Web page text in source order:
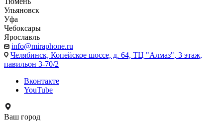
Ульяновск
Уфа
Чебоксары
Ярославль
info@miraphone.ru
Челябинск, Копейское шоссе, д. 64, ТЦ "Алмаз", 3 этаж,
павильон 3-70/2
Вконтакте
YouTube
Ваш город